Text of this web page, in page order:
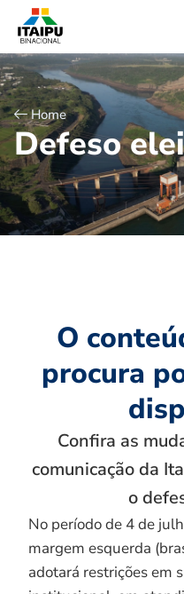
Home
Defeso elei
O
procura
Confira as
comunicação da
o
No período de 4 de
margem esquerda
adotará restrições em